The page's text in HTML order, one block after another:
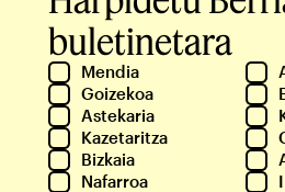
buletinetara
Mendia
Goizekoa
Astekaria
Kazetaritza
Bizkaia
Nafarroa